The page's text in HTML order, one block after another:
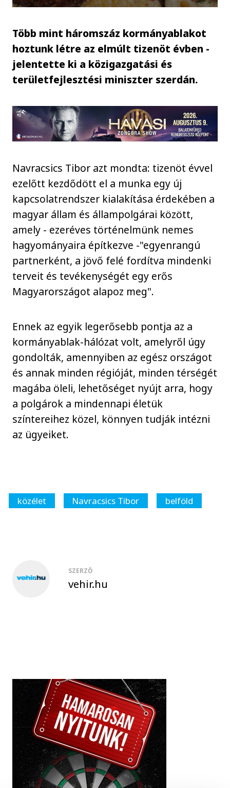
Több mint háromszáz kormányablakot
hoztunk létre az elmúlt tizenöt évben -
jelentette ki a közigazgatási és
területfejlesztési miniszter szerdán.
Navracsics Tibor azt mondta: tizenöt évvel
ezelőtt kezdődött el a munka egy új
kapcsolatrendszer kialakítása érdekében a
magyar állam és állampolgárai között,
amely - ezeréves történelmünk nemes
hagyományaira építkezve -"egyenrangú
partnerként, a jövő felé fordítva mindenki
terveit és tevékenységét egy erős
Magyarországot alapoz meg".
Ennek az egyik legerősebb pontja az a
kormányablak-hálózat volt, amelyről úgy
gondolták, amennyiben az egész országot
és annak minden régióját, minden térségét
magába öleli, lehetőséget nyújt arra, hogy
a polgárok a mindennapi életük
színtereihez közel, könnyen tudják intézni
az ügyeiket.
közélet Navracsics Tibor belföld
SZERZŐ
vehir.hu